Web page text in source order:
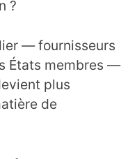
?
— fournisseurs
États membres —
plus
de